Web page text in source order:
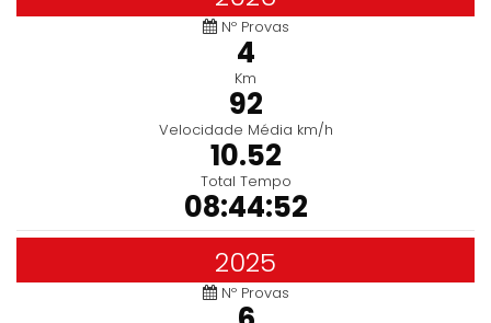
Nº Provas
4
Km
92
Velocidade Média km/h
10.52
Total Tempo
08:44:52
2025
Nº Provas